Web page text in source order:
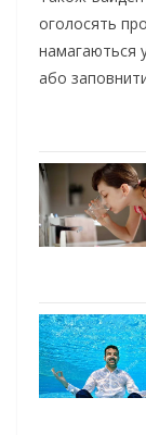
оголосять про
намагаються
або заповнити